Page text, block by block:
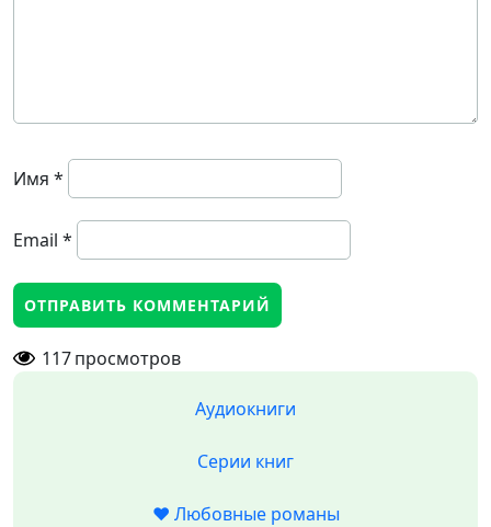
Имя *
Email *
117просмотров
Аудиокниги
Серии книг
❤️ Любовные романы